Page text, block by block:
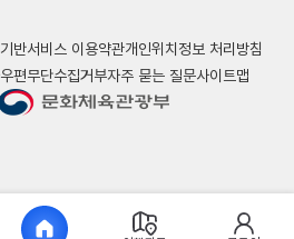
반서비스 이용약관개인위치정보 처리방침
편무단수집거부자주 묻는 질문사이트맵